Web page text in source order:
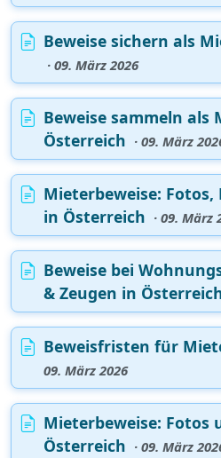
Beweise sichern als
· 09. März 2026
Beweise sammeln als
Österreich · 09. März
Mieterbeweise:
in Österreich · 09. März
Beweise bei
& Zeugen in
Beweisfristen für
09. März 2026
Mieterbeweise: Fotos
Österreich · 09. März